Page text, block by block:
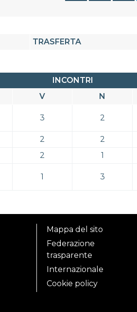
TRASFERTA
INCONTRI
V N
3 2
2 2
2 1
1 3
Mappa del sito
Federazione
trasparente
Internazionale
Cookie policy